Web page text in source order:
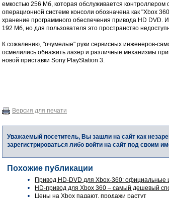
емкостью 256 Мб, которая обслуживается
операционной системе консоли обозначена как "Xbox
хранение программного обеспечения привода HD
192 Мб, но для пользователя это пространство
К сожалению, "очумелые" руки сервисных инженеров-
осмелились обнажить лазер и различные механизмы
новой приставки Sony PlayStation 3.
Версия для печати
Уважаемый посетитель, Вы зашли на сайт как
зарегистрироваться либо войти на сайт под своим
Похожие публикации
Привод HD-DVD для Xbox-360: официальные
HD-привод для Xbox 360 – самый дешевый
Цены на Xbox падают, продажи растут